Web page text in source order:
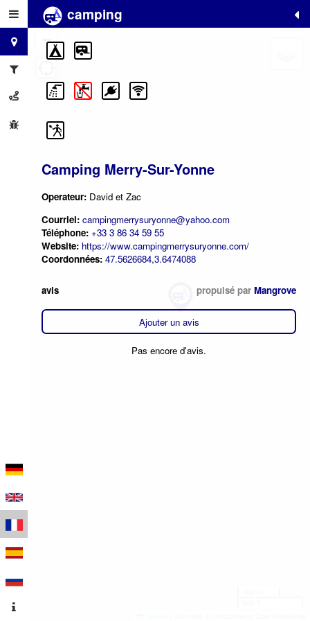
camping
Camping Merry-Sur-Yonne
Operateur: David et Zac
Courriel: campingmerrysuryonne@yahoo.com
Téléphone: +33 3 86 34 59 55
Website: https://www.campingmerrysuryonne.com/
Coordonnées: 47.5626684,3.6474088
avis propulsé par Mangrove
Ajouter un avis
Pas encore d'avis.
+
−